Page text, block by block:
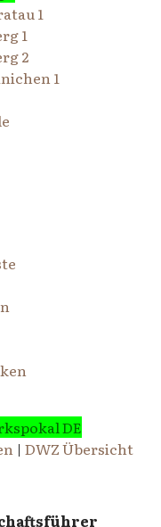
1
1
2
1
DE
| DWZ Übersicht